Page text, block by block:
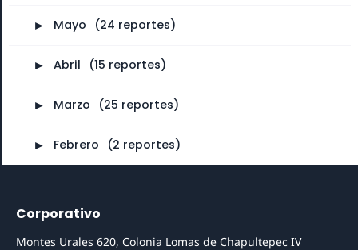
► Mayo (24 reportes)
► Abril (15 reportes)
► Marzo (25 reportes)
► Febrero (2 reportes)
Corporativo
Montes Urales 620, Colonia Lomas de Chapultepec IV